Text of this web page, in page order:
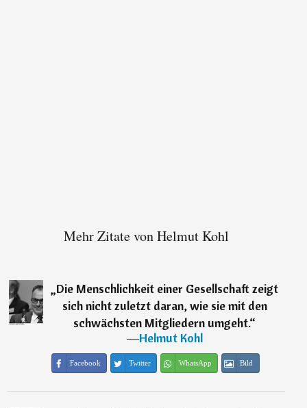
Mehr Zitate von Helmut Kohl
„Die Menschlichkeit einer Gesellschaft zeigt
sich nicht zuletzt daran, wie sie mit den
schwächsten Mitgliedern umgeht.“
―Helmut Kohl
Facebook Twitter WhatsApp Bild